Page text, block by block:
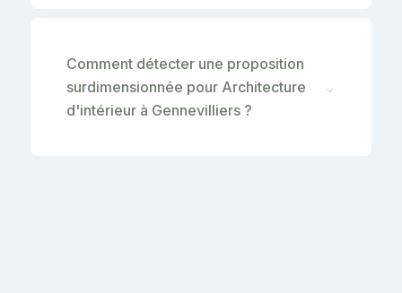
Comment détecter une proposition
surdimensionnée pour Architecture
d'intérieur à Gennevilliers ?
⌄